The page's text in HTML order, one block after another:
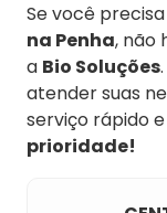
Se você
na Penha, não
a Bio Soluções
atender suas
serviço rápido
prioridade!